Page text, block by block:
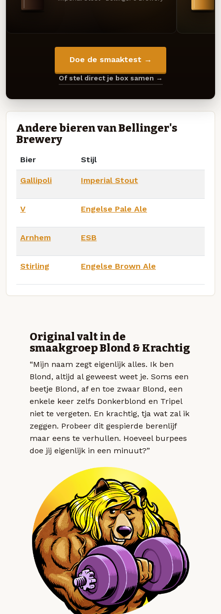
Doe de smaaktest →
Of stel direct je box samen →
Andere bieren van Bellinger's
Brewery
Bier Stijl
Gallipoli Imperial Stout
V Engelse Pale Ale
Arnhem ESB
Stirling Engelse Brown Ale
Original valt in de
smaakgroep Blond & Krachtig
“Mijn naam zegt eigenlijk alles. Ik ben
Blond, altijd al geweest weet je. Soms een
beetje Blond, af en toe zwaar Blond, een
enkele keer zelfs Donkerblond en Tripel
niet te vergeten. En krachtig, tja wat zal ik
zeggen. Probeer dit gespierde berenlijf
maar eens te verhullen. Hoeveel burpees
doe jij eigenlijk in een minuut?”